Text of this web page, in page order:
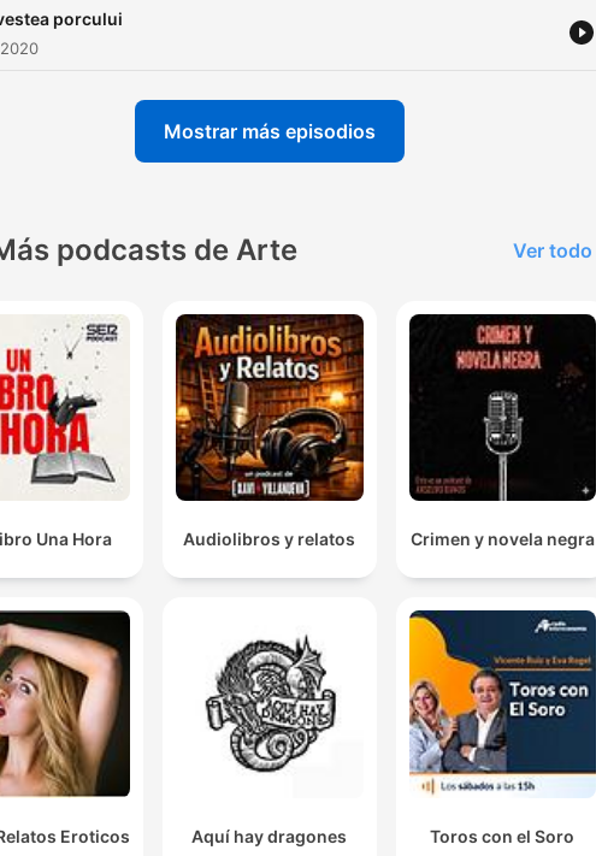
porcului
Mostrar más episodios
podcasts de Arte Ver todo
Una Hora Audiolibros y relatos Crimen y novela negra
Eroticos Aquí hay dragones Toros con el Soro